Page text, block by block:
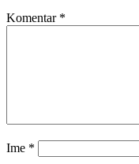
Komentar *
Ime *